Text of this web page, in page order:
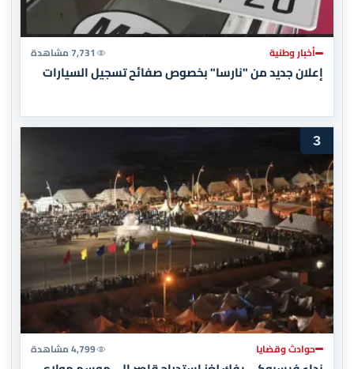
أخبار وطنية 7,731 مشاهدة
إعلان جديد من "نارسا" بخصوص صفائح تسجيل السيارات
3
حوادث وقضايا 4,799 مشاهدة